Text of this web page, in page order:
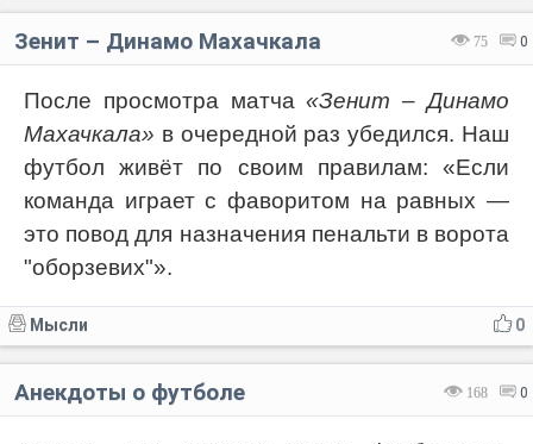
75 0
Зенит – Динамо Махачкала
После просмотра матча«Зенит – Динамо
Махачкала» в очередной раз убедился. Наш
футбол живёт по своим правилам: «Если
команда играет с фаворитом на равных —
это повод для назначения пенальти в ворота
"оборзевих"».
0
Мысли
168 0
Анекдоты о футболе